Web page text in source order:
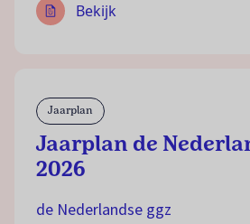
Bekijk
Jaarplan de
2026
Jaarplan
de Nederlandse ggz